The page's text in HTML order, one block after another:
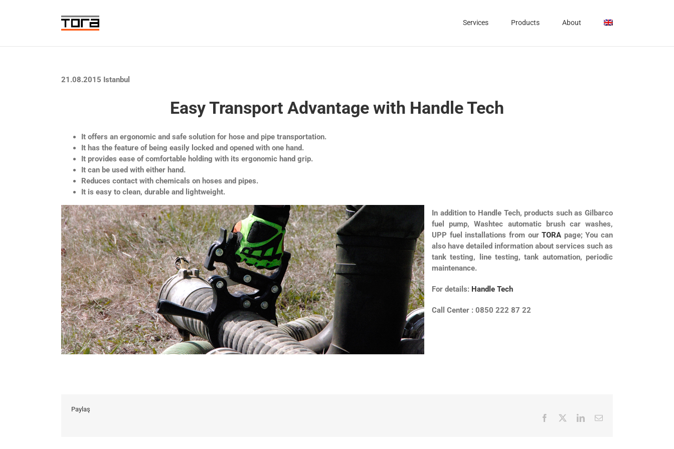
Services Products About
21.08.2015 Istanbul
Easy Transport Advantage with Handle Tech
It offers an ergonomic and safe solution for hose and pipe transportation.
It has the feature of being easily locked and opened with one hand.
It provides ease of comfortable holding with its ergonomic hand grip.
It can be used with either hand.
Reduces contact with chemicals on hoses and pipes.
It is easy to clean, durable and lightweight.
In addition to Handle Tech, products such as Gilbarco
fuel pump, Washtec automatic brush car washes,
UPP fuel installations from ourTORA page; You can
also have detailed information about services such as
tank testing, line testing, tank automation, periodic
maintenance.
For details: Handle Tech
Call Center : 0850 222 87 22
Paylaş
Facebook LinkedInEmail